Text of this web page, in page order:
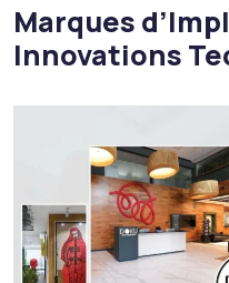
Marques
Innovations